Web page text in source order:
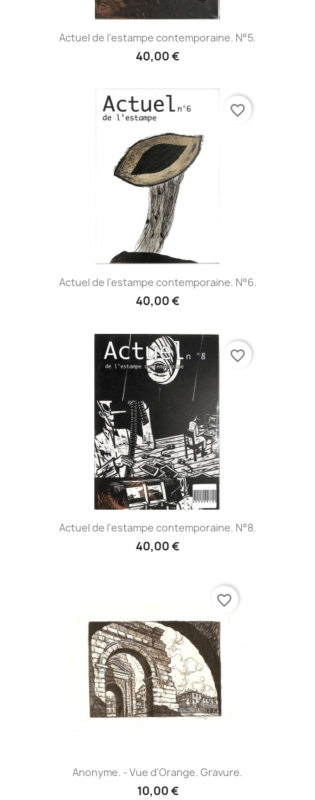
Actuel de l'estampe contemporaine. N°5.
40,00 €
Actuel de l'estampe contemporaine. N°6.
40,00 €
favorite_border
Actuel de l'estampe contemporaine. N°8.
40,00 €
favorite_border
Anonyme. - Vue d'Orange. Gravure.
10,00 €
favorite_border